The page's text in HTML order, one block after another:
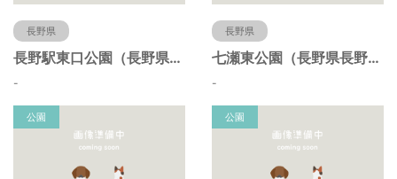
長野県
長野駅東口公園（長野県長野市）
-
長野県
七瀬東公園（長野県長野市）
-
公園 公園